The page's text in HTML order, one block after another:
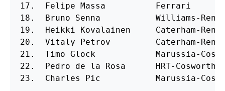
17.  Felipe Massa          Ferrari
18.  Bruno Senna           Williams-
19.  Heikki Kovalainen     Caterham-
20.  Vitaly Petrov         Caterham-
21.  Timo Glock            Marussia-
22.  Pedro de la Rosa      HRT-
23.  Charles Pic           Marussia-